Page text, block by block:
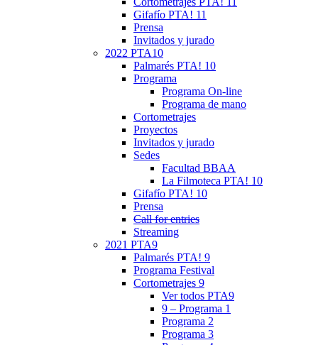
Gifafío PTA! 11
Prensa
Invitados y jurado
2022 PTA10
Palmarés PTA! 10
Programa
Programa On-line
Programa de mano
Cortometrajes
Proyectos
Invitados y jurado
Sedes
Facultad BBAA
La Filmoteca PTA! 10
Gifafío PTA! 10
Prensa
Call for entries
Streaming
2021 PTA9
Palmarés PTA! 9
Programa Festival
Cortometrajes 9
Ver todos PTA9
9 – Programa 1
Programa 2
Programa 3